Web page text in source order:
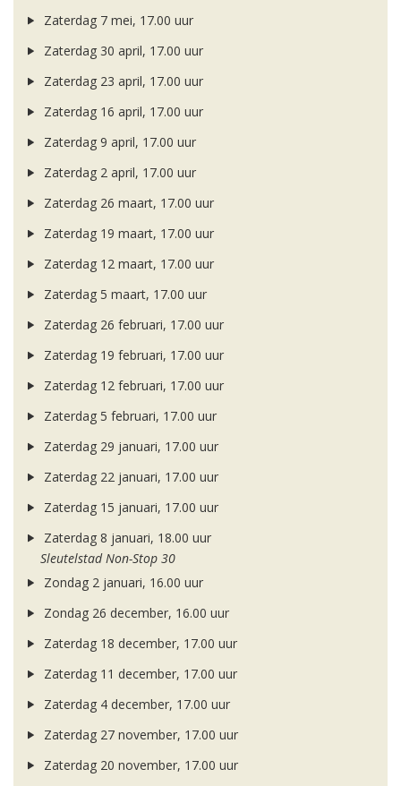
Zaterdag 7 mei, 17.00 uur
Zaterdag 30 april, 17.00 uur
Zaterdag 23 april, 17.00 uur
Zaterdag 16 april, 17.00 uur
Zaterdag 9 april, 17.00 uur
Zaterdag 2 april, 17.00 uur
Zaterdag 26 maart, 17.00 uur
Zaterdag 19 maart, 17.00 uur
Zaterdag 12 maart, 17.00 uur
Zaterdag 5 maart, 17.00 uur
Zaterdag 26 februari, 17.00 uur
Zaterdag 19 februari, 17.00 uur
Zaterdag 12 februari, 17.00 uur
Zaterdag 5 februari, 17.00 uur
Zaterdag 29 januari, 17.00 uur
Zaterdag 22 januari, 17.00 uur
Zaterdag 15 januari, 17.00 uur
Zaterdag 8 januari, 18.00 uur
Sleutelstad Non-Stop 30
Zondag 2 januari, 16.00 uur
Zondag 26 december, 16.00 uur
Zaterdag 18 december, 17.00 uur
Zaterdag 11 december, 17.00 uur
Zaterdag 4 december, 17.00 uur
Zaterdag 27 november, 17.00 uur
Zaterdag 20 november, 17.00 uur